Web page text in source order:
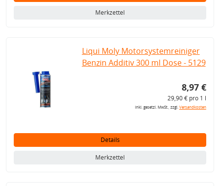
Merkzettel
Liqui Moly Motorsystemreiniger
Benzin Additiv 300 ml Dose - 5129
8,97 €
29,90 € pro 1 l
inkl. gesetzl. MwSt., zzgl.Versandkosten
Details
Merkzettel